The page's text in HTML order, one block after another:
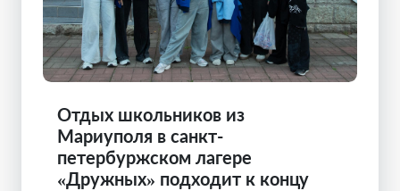
Отдых школьников из
Мариуполя в санкт-
петербуржском лагере
«Дружных» подходит к концу